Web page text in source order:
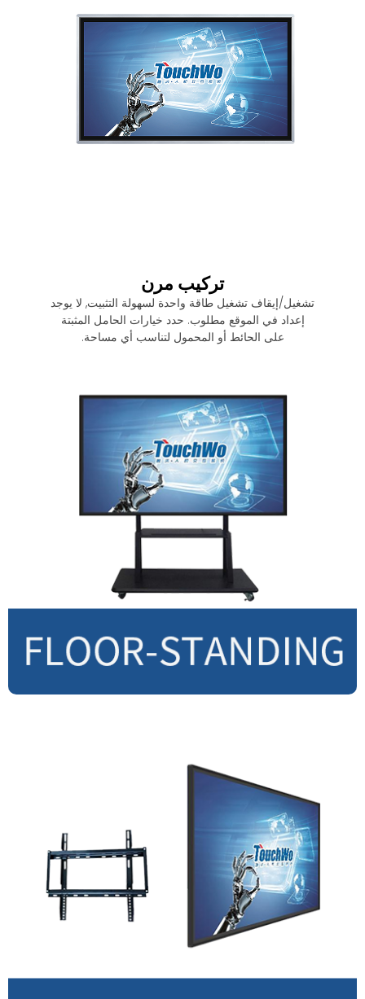
تركيب مرن
تشغيل/إيقاف تشغيل طاقة واحدة لسهولة التثبيت, لا يوجد
إعداد في الموقع مطلوب. حدد خيارات الحامل المثبتة
على الحائط أو المحمول لتناسب أي مساحة.